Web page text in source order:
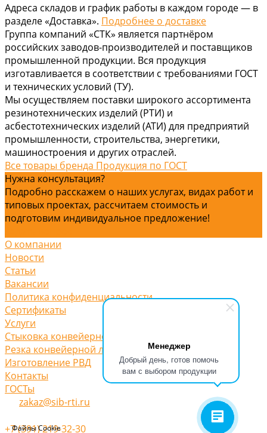
Менеджер
Добрый день, готов помочь
вам с выбором продукции
Файлы Cookie
Адреса складов и график работы в каждом городе — в
разделе «Доставка». Подробнее о доставке
Группа компаний «СТК» является партнёром
российских заводов-производителей и поставщиков
промышленной продукции. Вся продукция
изготавливается в соответствии с требованиями ГОСТ
и технических условий (ТУ).
Мы осуществляем поставки широкого ассортимента
резинотехнических изделий (РТИ) и
асбестотехнических изделий (АТИ) для предприятий
промышленности, строительства, энергетики,
машиностроения и других отраслей.
Все товары бренда Продукция по ГОСТ
Нужна консультация?
Подробно расскажем о наших услугах, видах работ и
типовых проектах, рассчитаем стоимость и
подготовим индивидуальное предложение!
О компании
Новости
Статьи
Вакансии
Политика конфиденциальности
Сертификаты
Услуги
Стыковка конвейерной ленты
Резка конвейерной ленты
Изготовление РВД
Контакты
ГОСТы
zakaz@sib-rti.ru
+7 (391) 219-32-30